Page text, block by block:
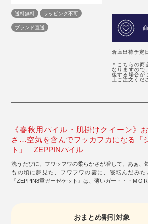
送料無料
ラッピング不可
ブランド直送
倉庫出荷予定
＊こちらの商
なりますので
後する場合が
上ご注文くだ
《春秋用パイル・肌掛けクイーン》
さ…空気を含んでフッカフカになる「
ト」｜ZEPPINパイル
洗うたびに、フワッフワの柔らかさが増して、あぁ
もの頃に夢見た、フワフワの雲に、寝転んだみ
『ZEPPIN8重ガーゼケット』は、薄いガー・・・
おまとめ割引対象